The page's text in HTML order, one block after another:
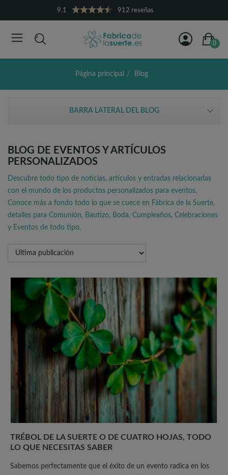
9.1 912 reseñas
0
Página principal Blog
BARRA LATERAL DEL BLOG
BLOG DE EVENTOS Y ARTÍCULOS
PERSONALIZADOS
Descubre todo tipo de noticias, artículos y entradas relacionadas
con el mundo de los productos personalizados para eventos.
Conoce más a fondo todo lo que se cuece en Fábrica de la Suerte,
detalles para Comunión, Bautizo, Boda, Cumpleaños, Celebraciones
y Eventos de todo tipo.
TRÉBOL DE LA SUERTE O DE CUATRO HOJAS, TODO
LO QUE NECESITAS SABER
Sabemos perfectamente que el éxito de un evento radica en los